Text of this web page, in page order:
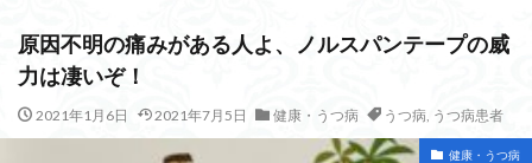
原因不明の痛みがある人よ、ノルスパンテープの威
力は凄いぞ！
2021年1月6日 2021年7月5日 健康・うつ病 うつ病, うつ病患者
健康・うつ病